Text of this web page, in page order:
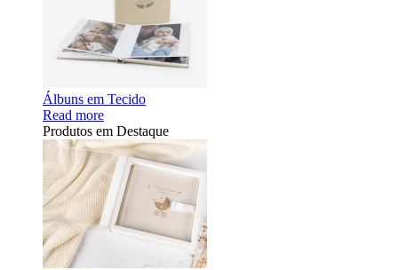
Álbuns em Tecido
Read more
Produtos em Destaque